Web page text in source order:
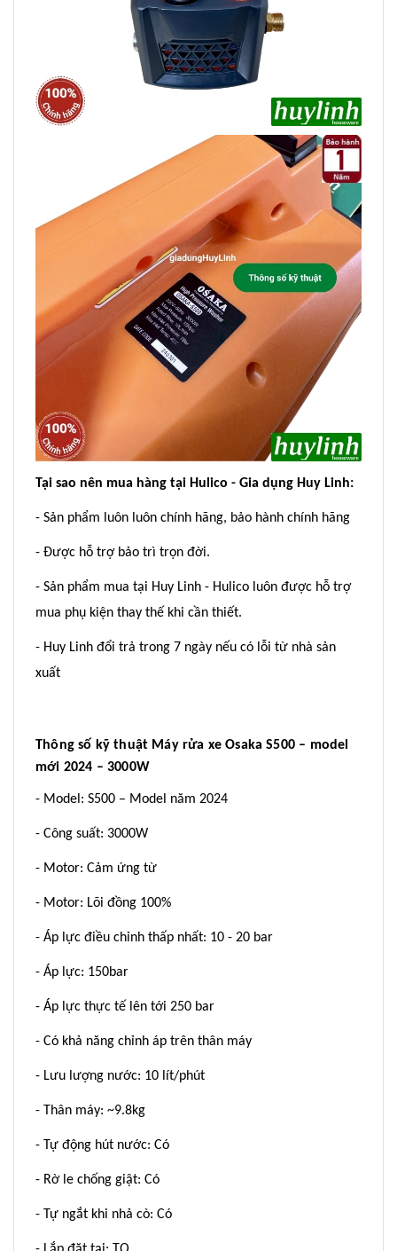
Tại sao nên mua hàng tại Hulico - Gia dụng Huy Linh:
- Sản phẩm luôn luôn chính hãng, bảo hành chính hãng
- Được hỗ trợ bảo trì trọn đời.
- Sản phẩm mua tại Huy Linh - Hulico luôn được hỗ trợ
mua phụ kiện thay thế khi cần thiết.
- Huy Linh đổi trả trong 7 ngày nếu có lỗi từ nhà sản
xuất
Thông số kỹ thuật Máy rửa xe Osaka S500 – model
mới 2024 – 3000W
- Model: S500 – Model năm 2024
- Công suất: 3000W
- Motor: Cảm ứng từ
- Motor: Lõi đồng 100%
- Áp lực điều chỉnh thấp nhất: 10 - 20 bar
- Áp lực: 150bar
- Áp lực thực tế lên tới 250 bar
- Có khả năng chỉnh áp trên thân máy
- Lưu lượng nước: 10 lít/phút
- Thân máy: ~9.8kg
- Tự động hút nước: Có
- Rờ le chống giật: Có
- Tự ngắt khi nhả cò: Có